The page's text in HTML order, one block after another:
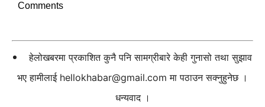
Comments
हेलोखबरमा प्रकाशित कुनै पनि सामग्रीबारे केही गुनासो तथा सुझाव
भए हामीलाई hellokhabar@gmail.com मा पठाउन सक्नुहुनेछ ।
धन्यवाद ।